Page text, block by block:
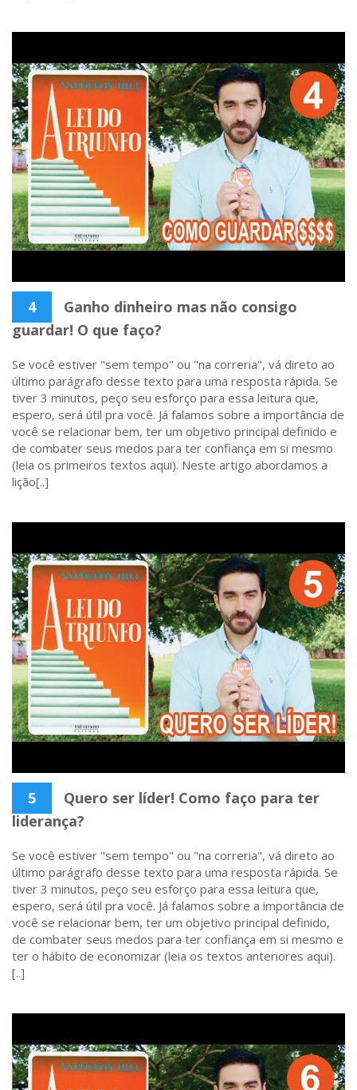
4
Ganho dinheiro mas não consigo
guardar! O que faço?
Se você estiver "sem tempo" ou "na correria", vá direto ao
último parágrafo desse texto para uma resposta rápida. Se
tiver 3 minutos, peço seu esforço para essa leitura que,
espero, será útil pra você. Já falamos sobre a importância de
você se relacionar bem, ter um objetivo principal definido e
de combater seus medos para ter confiança em si mesmo
(leia os primeiros textos aqui). Neste artigo abordamos a
lição[..]
5
Quero ser líder! Como faço para ter
liderança?
Se você estiver "sem tempo" ou "na correria", vá direto ao
último parágrafo desse texto para uma resposta rápida. Se
tiver 3 minutos, peço seu esforço para essa leitura que,
espero, será útil pra você. Já falamos sobre a importância de
você se relacionar bem, ter um objetivo principal definido,
de combater seus medos para ter confiança em si mesmo e
ter o hábito de economizar (leia os textos anteriores aqui).
[..]